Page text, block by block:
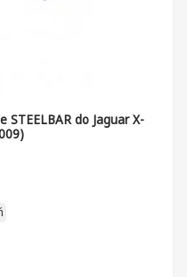
STEELBAR do Jaguar X-